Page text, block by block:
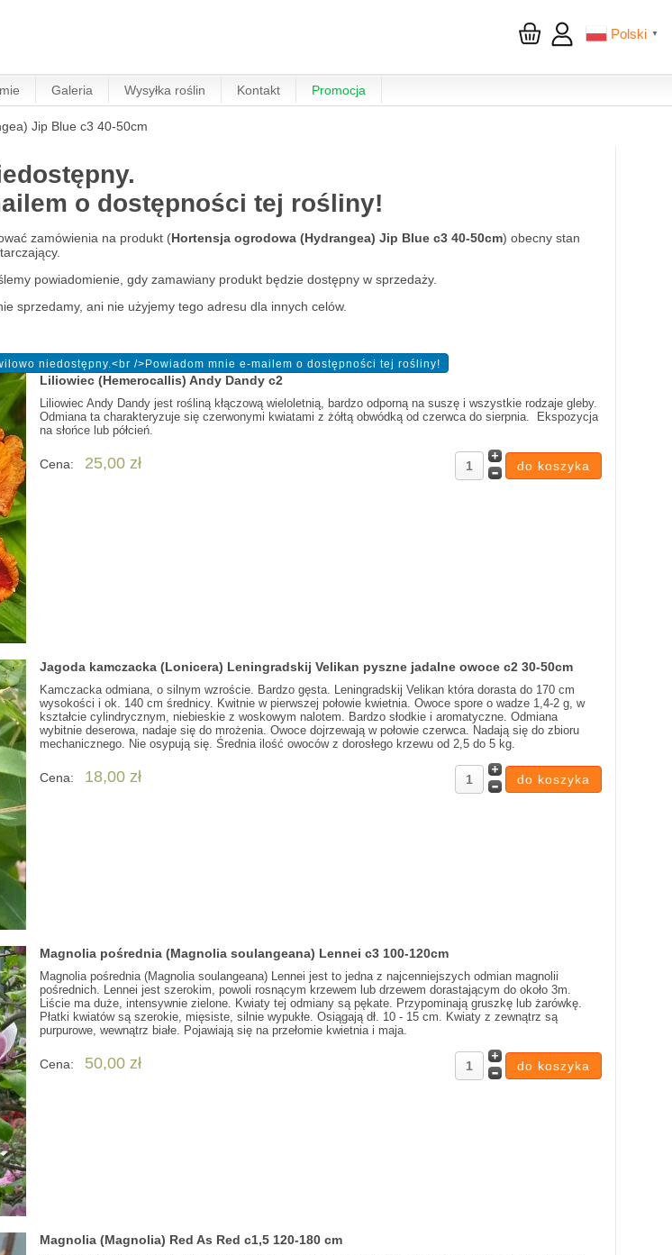
Polski ▼
Galeria Wysyłka roślin Kontakt Promocja
Jip Blue c3 40-50cm
o dostępności tej rośliny!
zamówienia na produkt (Hortensja ogrodowa (Hydrangea) Jip Blue c3 40-50cm) obecny stan
powiadomienie, gdy zamawiany produkt będzie dostępny w sprzedaży.
sprzedamy, ani nie użyjemy tego adresu dla innych celów.
Liliowiec (Hemerocallis) Andy Dandy c2
Liliowiec Andy Dandy jest rośliną kłączową wieloletnią, bardzo odporną na suszę i wszystkie rodzaje gleby.
Odmiana ta charakteryzuje się czerwonymi kwiatami z żółtą obwódką od czerwca do sierpnia. Ekspozycja
na słońce lub półcień.
Cena: 25,00 zł
Jagoda kamczacka (Lonicera) Leningradskij Velikan pyszne jadalne owoce c2 30-50cm
Kamczacka odmiana, o silnym wzroście. Bardzo gęsta. Leningradskij Velikan która dorasta do 170 cm
wysokości i ok. 140 cm średnicy. Kwitnie w pierwszej połowie kwietnia. Owoce spore o wadze 1,4-2 g, w
kształcie cylindrycznym, niebieskie z woskowym nalotem. Bardzo słodkie i aromatyczne. Odmiana
wybitnie deserowa, nadaje się do mrożenia. Owoce dojrzewają w połowie czerwca. Nadają się do zbioru
mechanicznego. Nie osypują się. Średnia ilość owoców z dorosłego krzewu od 2,5 do 5 kg.
Cena: 18,00 zł
Magnolia pośrednia (Magnolia soulangeana) Lennei c3 100-120cm
Magnolia pośrednia (Magnolia soulangeana) Lennei jest to jedna z najcenniejszych odmian magnolii
pośrednich. Lennei jest szerokim, powoli rosnącym krzewem lub drzewem dorastającym do około 3m.
Liście ma duże, intensywnie zielone. Kwiaty tej odmiany są pękate. Przypominają gruszkę lub żarówkę.
Płatki kwiatów są szerokie, mięsiste, silnie wypukłe. Osiągają dł. 10 - 15 cm. Kwiaty z zewnątrz są
purpurowe, wewnątrz białe. Pojawiają się na przełomie kwietnia i maja.
Cena: 50,00 zł
Magnolia (Magnolia) Red As Red c1,5 120-180 cm